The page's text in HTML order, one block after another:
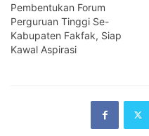
Pembentukan Forum
Perguruan Tinggi Se-
Kabupaten Fakfak, Siap
Kawal Aspirasi